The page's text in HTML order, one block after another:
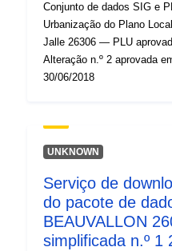
Conjunto de dados SIG e
Urbanização do Plano
Jalle 26306 — PLU
Alteração n.º 2 aprovada
30/06/2018
UNKNOWN
Serviço de
do pacote de
BEAUVALLON
simplificada n.º 1